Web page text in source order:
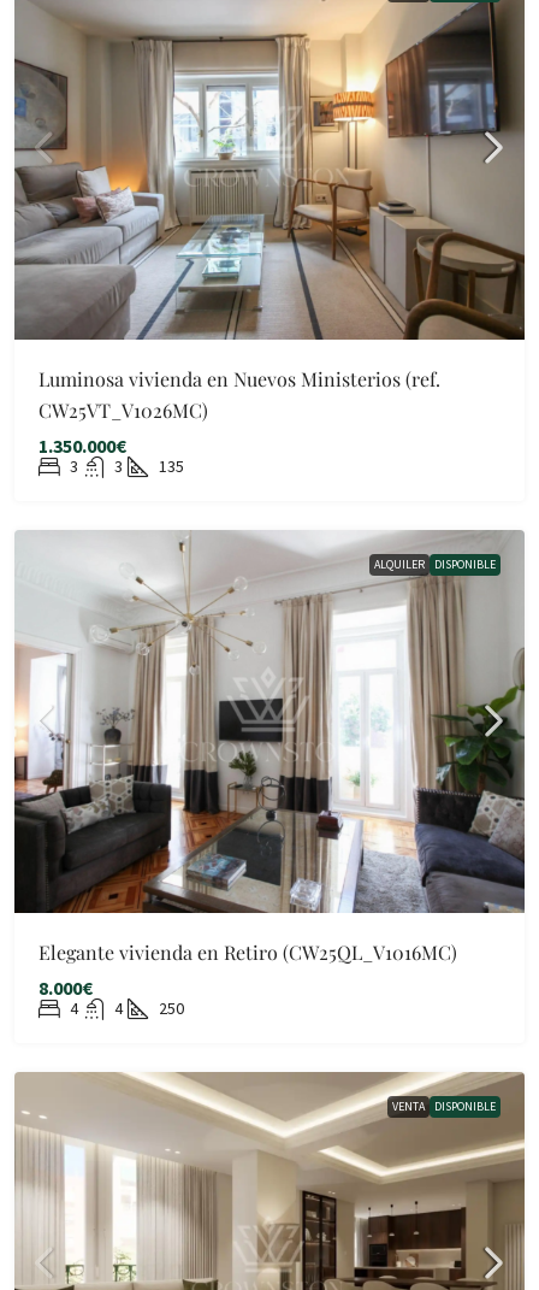
Luminosa vivienda en Nuevos Ministerios (ref.
CW25VT_V1026MC)
1.350.000€
3 3 135
ALQUILER DISPONIBLE
Elegante vivienda en Retiro (CW25QL_V1016MC)
8.000€
4 4 250
VENTA DISPONIBLE